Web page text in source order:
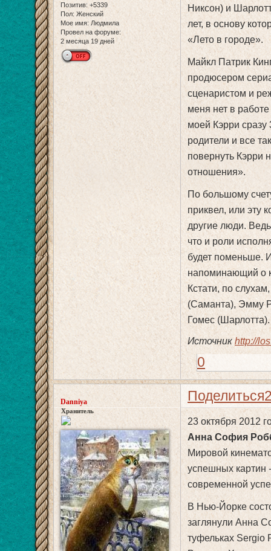
Позитив: +5339
Пол: Женский
Мое имя: Людмила
Провел на форуме:
2 месяца 19 дней
Никсон) и
лет, в основу
«Лето в городе».
Майкл Патрик
продюсером
сценаристом и
меня нет в
моей Кэрри сразу
родители и все
повернуть Кэрри
отношения».
По большому
приквел, или эту
другие люди.
что и роли
будет поменьше.
напоминающий о
Кстати, по
(Саманта), Эмму
Гомес (Шарлотта).
Источникhttp://
0
Поделиться
Danniya
Хранитель
23 октября 2012
Анна София
Мировой
успешных картин
современной
В Нью-Йорке
заглянули Анна
туфельках Sergio